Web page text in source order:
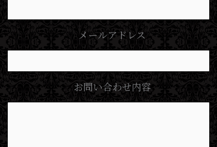
メールアドレス
お問い合わせ内容